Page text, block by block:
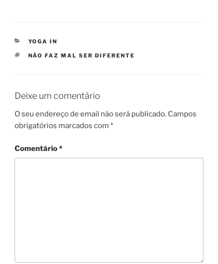
CATEGORIAS
YOGA IN
ETIQUETAS
NÃO FAZ MAL SER DIFERENTE
Deixe um comentário
O seu endereço de email não será publicado. Campos
obrigatórios marcados com *
Comentário*